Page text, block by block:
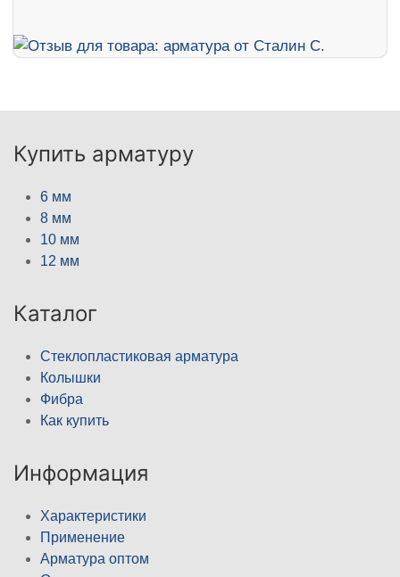
Купить арматуру
6 мм
8 мм
10 мм
12 мм
Каталог
Стеклопластиковая арматура
Колышки
Фибра
Как купить
Информация
Характеристики
Применение
Арматура оптом